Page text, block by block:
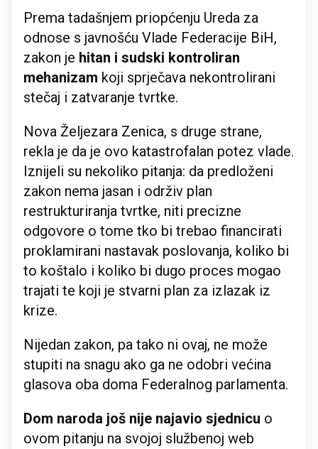
Prema tadašnjem priopćenju Ureda za
odnose s javnošću Vlade Federacije BiH,
zakon je hitan i sudski kontroliran
mehanizam koji sprječava nekontrolirani
stečaj i zatvaranje tvrtke.
Nova Željezara Zenica, s druge strane,
rekla je da je ovo katastrofalan potez vlade.
Iznijeli su nekoliko pitanja: da predloženi
zakon nema jasan i održiv plan
restrukturiranja tvrtke, niti precizne
odgovore o tome tko bi trebao financirati
proklamirani nastavak poslovanja, koliko bi
to koštalo i koliko bi dugo proces mogao
trajati te koji je stvarni plan za izlazak iz
krize.
Nijedan zakon, pa tako ni ovaj, ne može
stupiti na snagu ako ga ne odobri većina
glasova oba doma Federalnog parlamenta.
Dom naroda još nije najavio sjednicu o
ovom pitanju na svojoj službenoj web